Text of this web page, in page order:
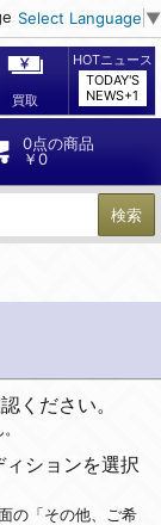
Select Language ▼
買取
HOTニュース
TODAY'S
NEWS+1
0点の商品
￥0
検索
ください。
ションを選択
の「その他、ご希